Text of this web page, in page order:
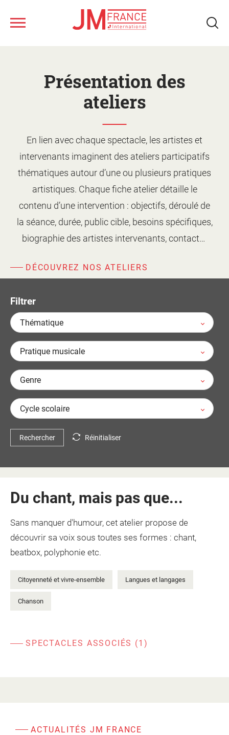
contenu
Qui sommes-nous ?
Notre réseau
Le jeune public
Les artistes
Ateliers musicaux
Monter un projet d'action
culturelle
Présentation des ateliers
Tous les spectacles
Le calendrier
Les spectacles
Les Étincelles
Nos ressources
Supports de promotion et
d'information
Livrets pédagogiques
Fonds musical JM France
Actualités
Présentation des
ateliers
En lien avec chaque spectacle, les artistes et
intervenants imaginent des ateliers participatifs
thématiques autour d’une ou plusieurs pratiques
artistiques. Chaque fiche atelier détaille le
contenu d’une intervention : objectifs, déroulé de
la séance, durée, public cible, besoins spécifiques,
biographie des artistes intervenants, contact…
DÉCOUVREZ NOS ATELIERS
Filtrer
Thématique
Pratique musicale
Genre
Cycle scolaire
Du chant, mais pas que...
Sans manquer d'humour, cet atelier propose de
découvrir sa voix sous toutes ses formes : chant,
beatbox, polyphonie etc.
Citoyenneté et vivre-ensemble Langues et langages
Chanson
SPECTACLES ASSOCIÉS (1)
ACTUALITÉS JM FRANCE